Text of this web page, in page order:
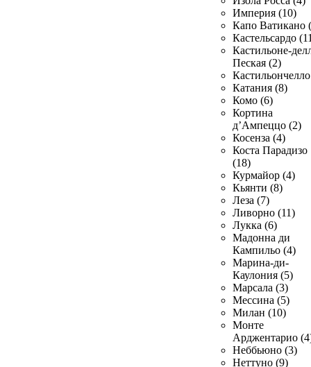
Империя (10)
Капо Ватикано
Кастельсардо
Кастильоне-
Пеская (2)
Катания (8)
Комо (6)
Кортина
д’Ампеццо (2)
Косенза (4)
Коста Парадизо
(18)
Курмайор (4)
Кьянти (8)
Леза (7)
Ливорно (11)
Лукка (6)
Мадонна ди
Кампильо (4)
Марина-ди-
Каулония (5)
Марсала (3)
Мессина (5)
Милан (10)
Монте
Арджентарио
Неббьюно (3)
Неттуно (9)